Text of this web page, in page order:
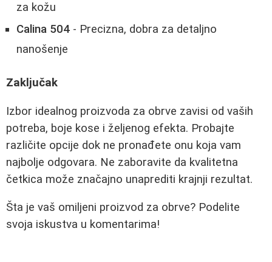
za kožu
Calina 504 - Precizna, dobra za detaljno
nanošenje
Zaključak
Izbor idealnog proizvoda za obrve zavisi od vaših
potreba, boje kose i željenog efekta. Probajte
različite opcije dok ne pronađete onu koja vam
najbolje odgovara. Ne zaboravite da kvalitetna
četkica može značajno unaprediti krajnji rezultat.
Šta je vaš omiljeni proizvod za obrve? Podelite
svoja iskustva u komentarima!